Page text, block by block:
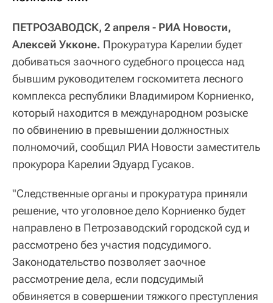
ПЕТРОЗАВОДСК, 2 апреля - РИА Новости,
Алексей Укконе. Прокуратура Карелии будет
добиваться заочного судебного процесса над
бывшим руководителем госкомитета лесного
комплекса республики Владимиром Корниенко,
который находится в международном розыске
по обвинению в превышении должностных
полномочий, сообщил РИА Новости заместитель
прокурора Карелии Эдуард Гусаков.
"Следственные органы и прокуратура приняли
решение, что уголовное дело Корниенко будет
направлено в Петрозаводский городской суд и
рассмотрено без участия подсудимого.
Законодательство позволяет заочное
рассмотрение дела, если подсудимый
обвиняется в совершении тяжкого преступления